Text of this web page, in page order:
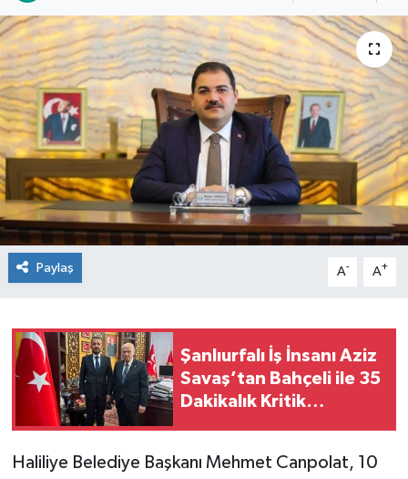
Paylaş A- A+
Şanlıurfalı İş İnsanı Aziz
Savaş’tan Bahçeli ile 35
Dakikalık Kritik
Haliliye Belediye Başkanı Mehmet Canpolat, 10